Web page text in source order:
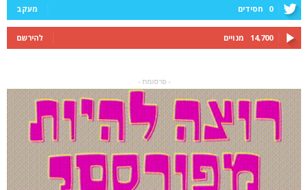
0 חסידים מעקב
14,700 מנויים להירשם
- פרסומת -